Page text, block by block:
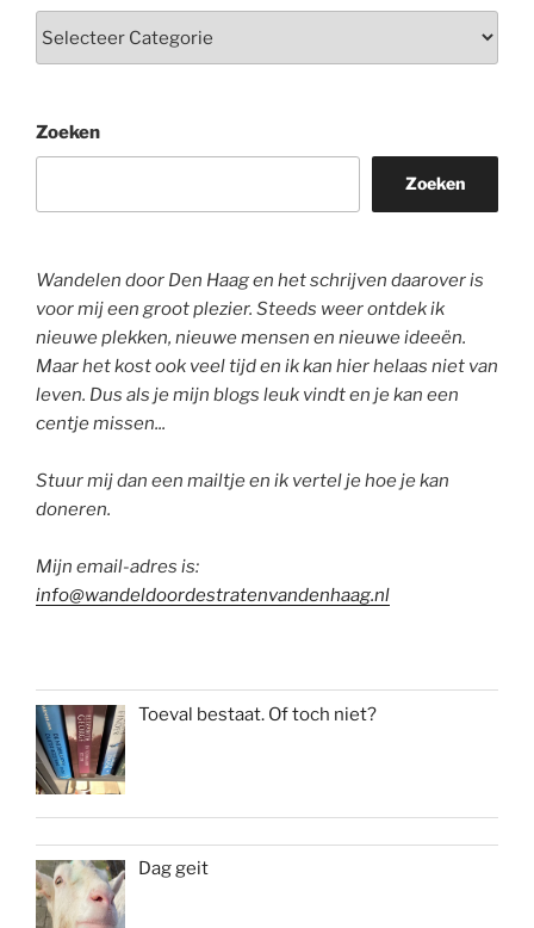
Zoeken
Zoeken
Wandelen door Den Haag en het schrijven daarover is
voor mij een groot plezier. Steeds weer ontdek ik
nieuwe plekken, nieuwe mensen en nieuwe ideeën.
Maar het kost ook veel tijd en ik kan hier helaas niet van
leven. Dus als je mijn blogs leuk vindt en je kan een
centje missen...
Stuur mij dan een mailtje en ik vertel je hoe je kan
doneren.
Mijn email-adres is:
info@wandeldoordestratenvandenhaag.nl
Toeval bestaat. Of toch niet?
Dag geit